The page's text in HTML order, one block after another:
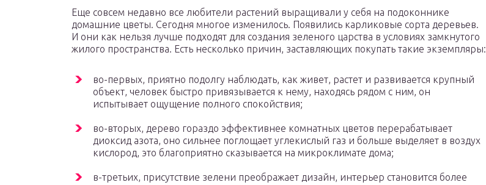
Еще совсем недавно все любители растений выращивали у себя на подоконнике
домашние цветы. Сегодня многое изменилось. Появились карликовые сорта деревьев.
И они как нельзя лучше подходят для создания зеленого царства в условиях замкнутого
жилого пространства. Есть несколько причин, заставляющих покупать такие экземпляры:
во-первых, приятно подолгу наблюдать, как живет, растет и развивается крупный
объект, человек быстро привязывается к нему, находясь рядом с ним, он
испытывает ощущение полного спокойствия;
во-вторых, дерево гораздо эффективнее комнатных цветов перерабатывает
диоксид азота, оно сильнее поглощает углекислый газ и больше выделяет в воздух
кислород, это благоприятно сказывается на микроклимате дома;
в-третьих, присутствие зелени преображает дизайн, интерьер становится более